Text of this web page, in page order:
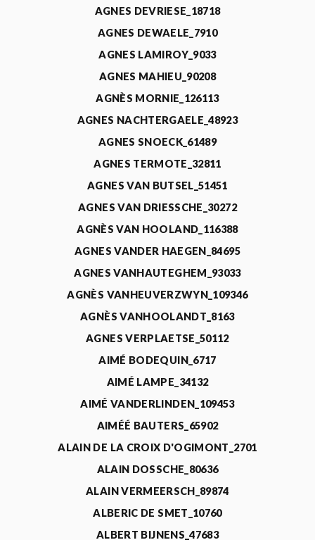
AGNES DEVRIESE_18718
AGNES DEWAELE_7910
AGNES LAMIROY_9033
AGNES MAHIEU_90208
AGNÈS MORNIE_126113
AGNES NACHTERGAELE_48923
AGNES SNOECK_61489
AGNES TERMOTE_32811
AGNES VAN BUTSEL_51451
AGNES VAN DRIESSCHE_30272
AGNÈS VAN HOOLAND_116388
AGNES VANDER HAEGEN_84695
AGNES VANHAUTEGHEM_93033
AGNÈS VANHEUVERZWYN_109346
AGNÈS VANHOOLANDT_8163
AGNES VERPLAETSE_50112
AIMÉ BODEQUIN_6717
AIMÉ LAMPE_34132
AIMÉ VANDERLINDEN_109453
AIMÉÉ BAUTERS_65902
ALAIN DE LA CROIX D'OGIMONT_2701
ALAIN DOSSCHE_80636
ALAIN VERMEERSCH_89874
ALBERIC DE SMET_10760
ALBERT BIJNENS_47683